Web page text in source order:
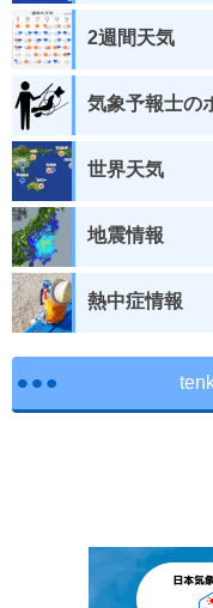
2週間天気
気象予報士の
世界天気
地震情報
熱中症情報